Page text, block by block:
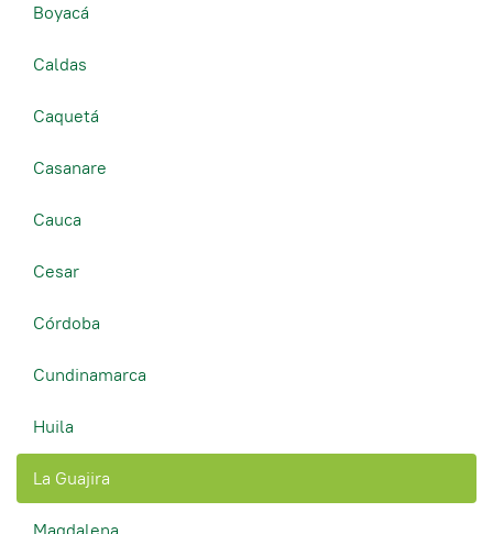
Boyacá
Caldas
Caquetá
Casanare
Cauca
Cesar
Córdoba
Cundinamarca
Huila
La Guajira